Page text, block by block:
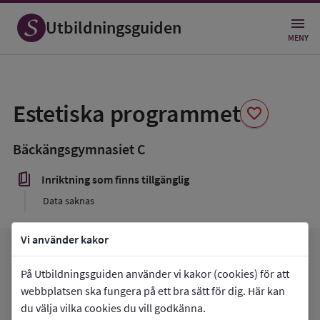
Vi använder kakor
På Utbildningsguiden använder vi kakor (cookies) för att
webbplatsen ska fungera på ett bra sätt för dig. Här kan
du välja vilka cookies du vill godkänna.
Utbildningsguiden MENY
Estetiska programmet favorite
som
favorit
Bäckängsgymnasiet C
book_5 Inriktning som finns tillgänglig
Data saknas
Gå tillBäckängsgymnasiet Carrow_forward
Mina favoriterfavorite